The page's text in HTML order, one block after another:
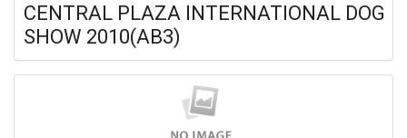
CENTRAL PLAZA INTERNATIONAL DOG
SHOW 2010(AB3)